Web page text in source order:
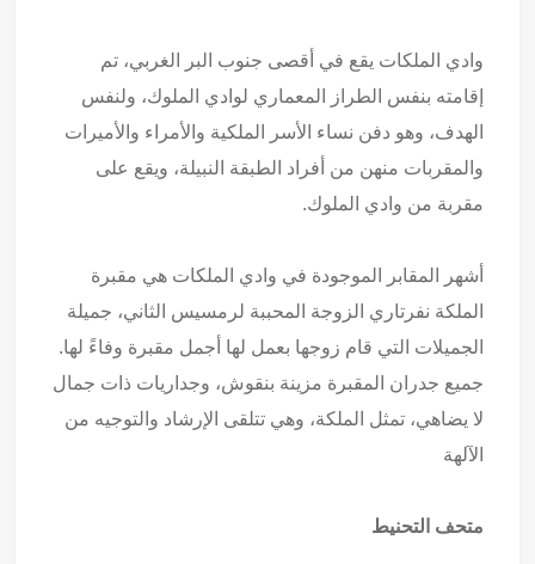
وادي الملكات يقع في أقصى جنوب البر الغربي، تم
إقامته بنفس الطراز المعماري لوادي الملوك، ولنفس
الهدف، وهو دفن نساء الأسر الملكية والأمراء والأميرات
والمقربات منهن من أفراد الطبقة النبيلة، ويقع على
مقربة من وادي الملوك.
أشهر المقابر الموجودة في وادي الملكات هي مقبرة
الملكة نفرتاري الزوجة المحببة لرمسيس الثاني، جميلة
الجميلات التي قام زوجها بعمل لها أجمل مقبرة وفاءً لها.
جميع جدران المقبرة مزينة بنقوش، وجداريات ذات جمال
لا يضاهي، تمثل الملكة، وهي تتلقى الإرشاد والتوجيه من
الآلهة
متحف التحنيط